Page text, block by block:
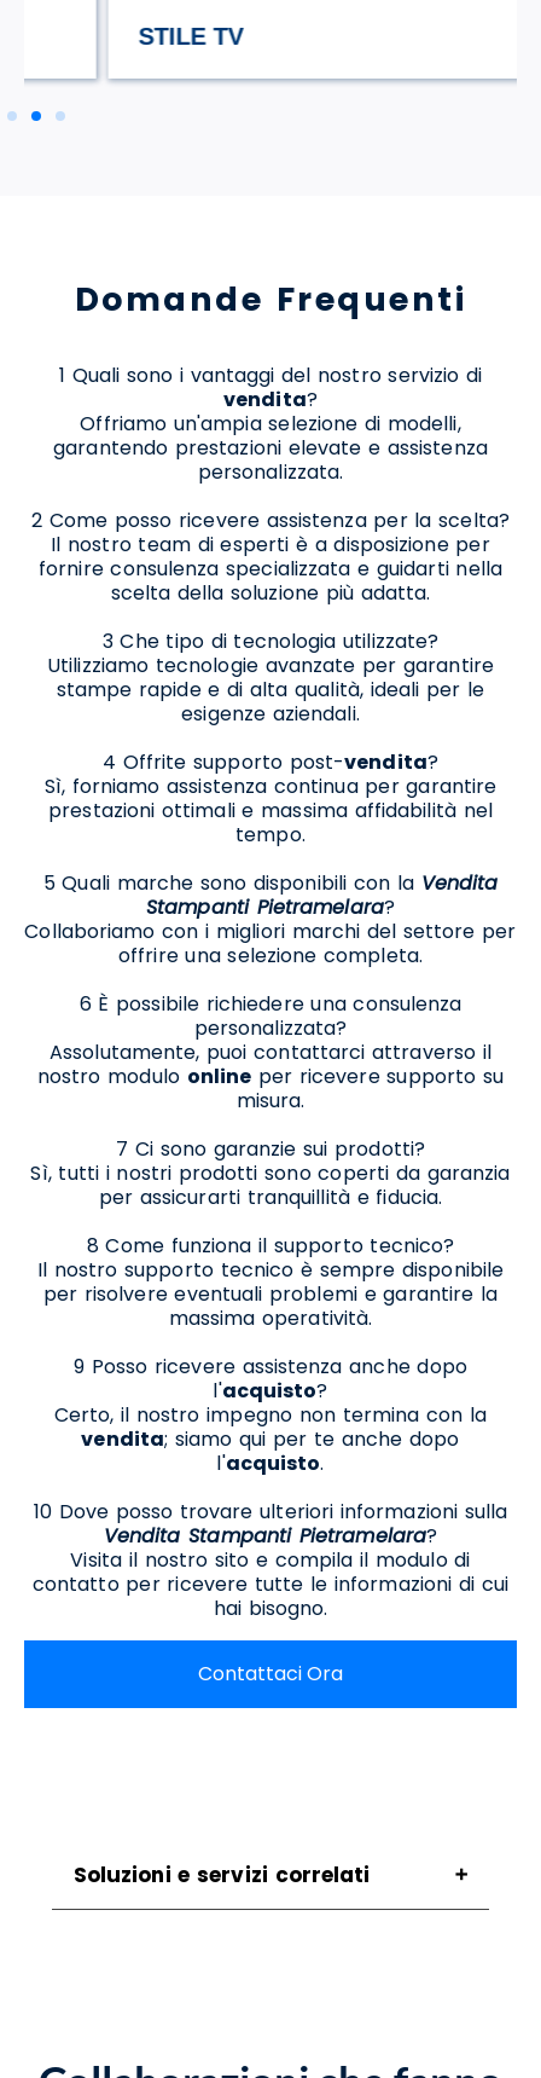
STILE TV
Domande Frequenti
1 Quali sono i vantaggi del nostro servizio di
vendita?
Offriamo un'ampia selezione di modelli,
garantendo prestazioni elevate e assistenza
personalizzata.
2 Come posso ricevere assistenza per la scelta?
Il nostro team di esperti è a disposizione per
fornire consulenza specializzata e guidarti nella
scelta della soluzione più adatta.
3 Che tipo di tecnologia utilizzate?
Utilizziamo tecnologie avanzate per garantire
stampe rapide e di alta qualità, ideali per le
esigenze aziendali.
4 Offrite supporto post-vendita?
Sì, forniamo assistenza continua per garantire
prestazioni ottimali e massima affidabilità nel
tempo.
5 Quali marche sono disponibili con la Vendita
Stampanti Pietramelara?
Collaboriamo con i migliori marchi del settore per
offrire una selezione completa.
6 È possibile richiedere una consulenza
personalizzata?
Assolutamente, puoi contattarci attraverso il
nostro modulo online per ricevere supporto su
misura.
7 Ci sono garanzie sui prodotti?
Sì, tutti i nostri prodotti sono coperti da garanzia
per assicurarti tranquillità e fiducia.
8 Come funziona il supporto tecnico?
Il nostro supporto tecnico è sempre disponibile
per risolvere eventuali problemi e garantire la
massima operatività.
9 Posso ricevere assistenza anche dopo
l'acquisto?
Certo, il nostro impegno non termina con la
vendita; siamo qui per te anche dopo
l'acquisto.
10 Dove posso trovare ulteriori informazioni sulla
Vendita Stampanti Pietramelara?
Visita il nostro sito e compila il modulo di
contatto per ricevere tutte le informazioni di cui
hai bisogno.
Contattaci Ora
Soluzioni e servizi correlati
Noleggio Stampanti Pietramelara